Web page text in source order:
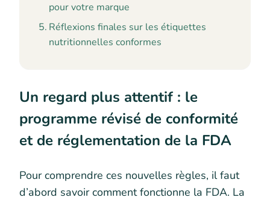
pour votre marque
Réflexions finales sur les étiquettes
nutritionnelles conformes
Un regard plus attentif : le
programme révisé de conformité
et de réglementation de la FDA
Pour comprendre ces nouvelles règles, il faut
d’abord savoir comment fonctionne la FDA. La